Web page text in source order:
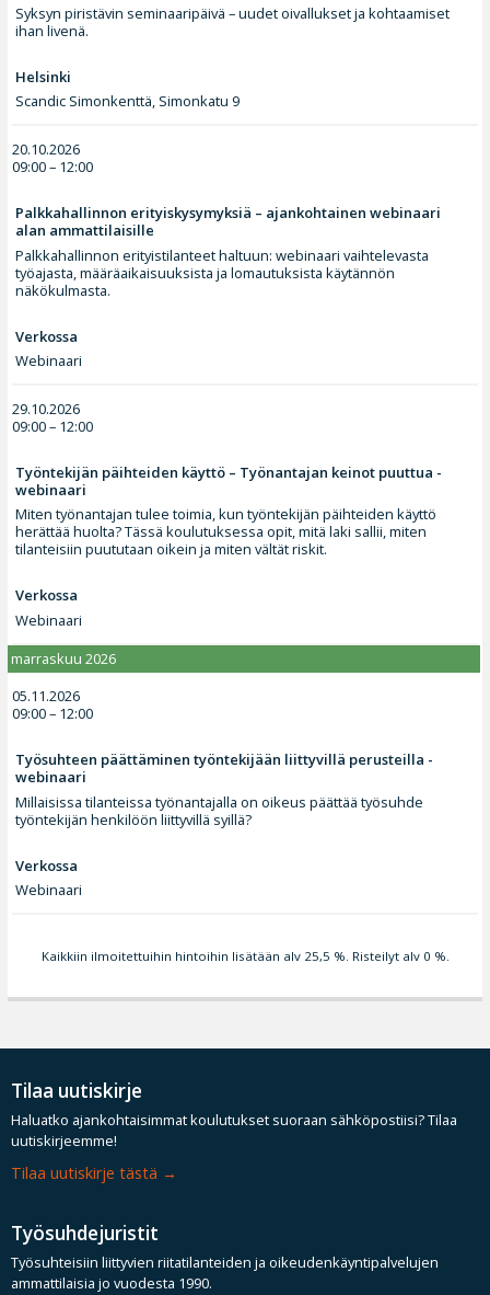
Syksyn piristävin seminaaripäivä – uudet oivallukset ja kohtaamiset
ihan livenä.
Helsinki
Scandic Simonkenttä, Simonkatu 9
20.10.2026
09:00 – 12:00
Palkkahallinnon erityiskysymyksiä – ajankohtainen webinaari
alan ammattilaisille
Palkkahallinnon erityistilanteet haltuun: webinaari vaihtelevasta
työajasta, määräaikaisuuksista ja lomautuksista käytännön
näkökulmasta.
Verkossa
Webinaari
29.10.2026
09:00 – 12:00
Työntekijän päihteiden käyttö – Työnantajan keinot puuttua -
webinaari
Miten työnantajan tulee toimia, kun työntekijän päihteiden käyttö
herättää huolta? Tässä koulutuksessa opit, mitä laki sallii, miten
tilanteisiin puututaan oikein ja miten vältät riskit.
Verkossa
Webinaari
marraskuu 2026
05.11.2026
09:00 – 12:00
Työsuhteen päättäminen työntekijään liittyvillä perusteilla -
webinaari
Millaisissa tilanteissa työnantajalla on oikeus päättää työsuhde
työntekijän henkilöön liittyvillä syillä?
Verkossa
Webinaari
Kaikkiin ilmoitettuihin hintoihin lisätään alv 25,5 %. Risteilyt alv 0 %.
Tilaa uutiskirje
Haluatko ajankohtaisimmat koulutukset suoraan sähköpostiisi? Tilaa
uutiskirjeemme!
Tilaa uutiskirje tästä
Työsuhdejuristit
Työsuhteisiin liittyvien riitatilanteiden ja oikeudenkäyntipalvelujen
ammattilaisia jo vuodesta 1990.